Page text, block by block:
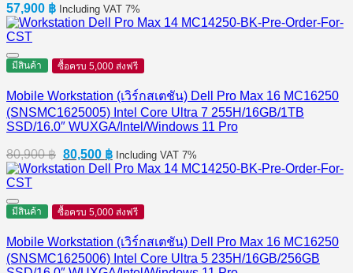
57,900 ฿ Including VAT 7%
มีสินค้า ซื้อครบ 5,000 ส่งฟรี
Mobile Workstation (เวิร์กสเตชัน) Dell Pro Max 16 MC16250
(SNSMC1625005) Intel Core Ultra 7 255H/16GB/1TB
SSD/16.0″ WUXGA/Intel/Windows 11 Pro
80,900฿ Original
price
80,500 ฿Current
price
Including VAT 7%
มีสินค้า ซื้อครบ 5,000 ส่งฟรี
Mobile Workstation (เวิร์กสเตชัน) Dell Pro Max 16 MC16250
(SNSMC1625006) Intel Core Ultra 5 235H/16GB/256GB